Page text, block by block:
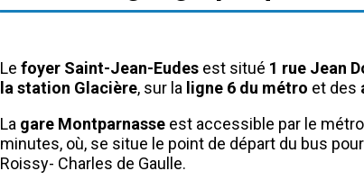
Le foyer Saint-Jean-Eudesest situé 1 rue Jean
la station Glacière, sur la ligne 6 du métro et des
La gare Montparnasseest accessible par le
minutes, où, se situe le point de départ du bus
Roissy- Charles de Gaulle.